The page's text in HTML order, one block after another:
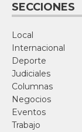
SECCIONES
Local
Internacional
Deporte
Judiciales
Columnas
Negocios
Eventos
Trabajo